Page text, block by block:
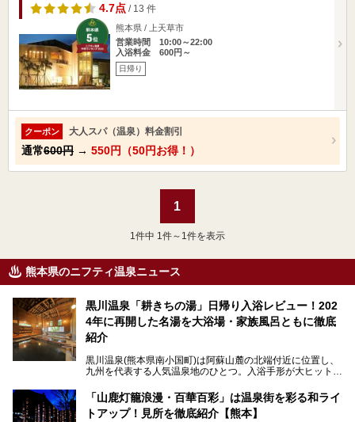
4.7点/ 13 件
熊本県 / 上天草市
営業時間 10:00～22:00
入浴料金 600円～
日帰り
クーポン 大人スパ（温泉）料金割引
通常600円 → 550円（50円お得！）
1
1 件中 1件～1件を表示
熊本県のニフティ温泉ニュース
黒川温泉「耕きちの湯」日帰り入浴レビュー！202
4年に再開した名湯を大浴場・家族風呂ともに徹底
紹介
黒川温泉(熊本県南小国町)は阿蘇山麓の北端付近に位置し、
九州を代表する人気温泉地のひとつ。入浴手形が大ヒット
す。
中でも「耕きち(こうきち)の湯」は露天風呂を持たないもの
「山鹿灯籠浪漫・百華百彩」は温泉街を彩る和ライ
トアップ！見所を徹底紹介【熊本】